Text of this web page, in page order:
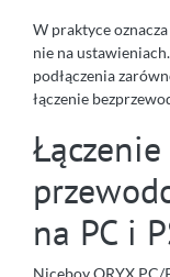
W praktyce
nie na
podłączenia
łączenie
na PC i
Niceboy ORYX